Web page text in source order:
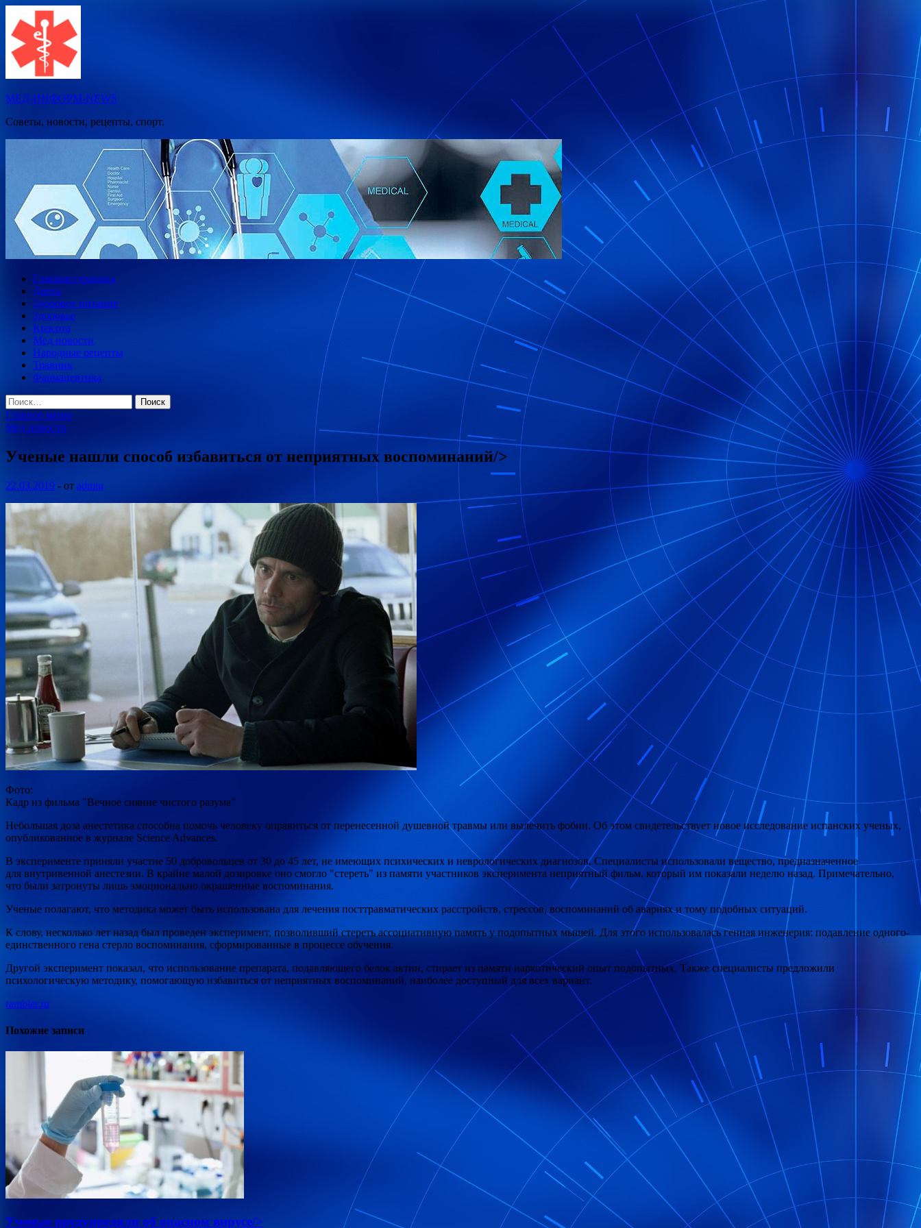
Перейти
содержимому
МЕД-ИНФОРМ-NEWS
Советы, новости, рецепты, спорт.
Главная страница
Диета
Здоровое питание
Здоровье
Красота
Мед новости
Народные рецепты
Травник
Фармацевтика
Найти:
Главное меню
Мед новости
Ученые нашли способ избавиться от неприятных воспоминаний/>
22.03.2019 - от admin
Фото:
Кадр из фильма "Вечное сияние чистого разума"
Небольшая доза анестетика способна помочь человеку оправиться от перенесенной душевной травмы или вылечить фобии. Об этом свидетельствует новое исследование испанских ученых,
опубликованное в журнале Science Advances.
В эксперименте приняли участие 50 добровольцев от 30 до 45 лет, не имеющих психических и неврологических диагнозов. Специалисты использовали вещество, предназначенное
для внутривенной анестезии. В крайне малой дозировке оно смогло "стереть" из памяти участников эксперимента неприятный фильм, который им показали неделю назад. Примечательно,
что были затронуты лишь эмоционально окрашенные воспоминания.
Ученые полагают, что методика может быть использована для лечения посттравматических расстройств, стрессов, воспоминаний об авариях и тому подобных ситуаций.
К слову, несколько лет назад был проведен эксперимент, позволивший стереть ассоциативную память у подопытных мышей. Для этого использовалась генная инженерия: подавление одного-
единственного гена стерло воспоминания, сформированные в процессе обучения.
Другой эксперимент показал, что использование препарата, подавляющего белок актин, стирает из памяти наркотический опыт подопытных. Также специалисты предложили
психологическую методику, помогающую избавиться от неприятных воспоминаний, наиболее доступный для всех вариант.
rambler.ru
Похожие записи
Ученые предупредили об опасном вирусе/>